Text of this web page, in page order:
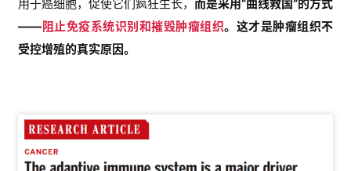
用于癌细胞，促使它们疯狂生长， 而是采用“曲线救国”的方式
——阻止免疫系统识别和摧毁肿瘤组织。这才是肿瘤组织不
受控增殖的真实原因。